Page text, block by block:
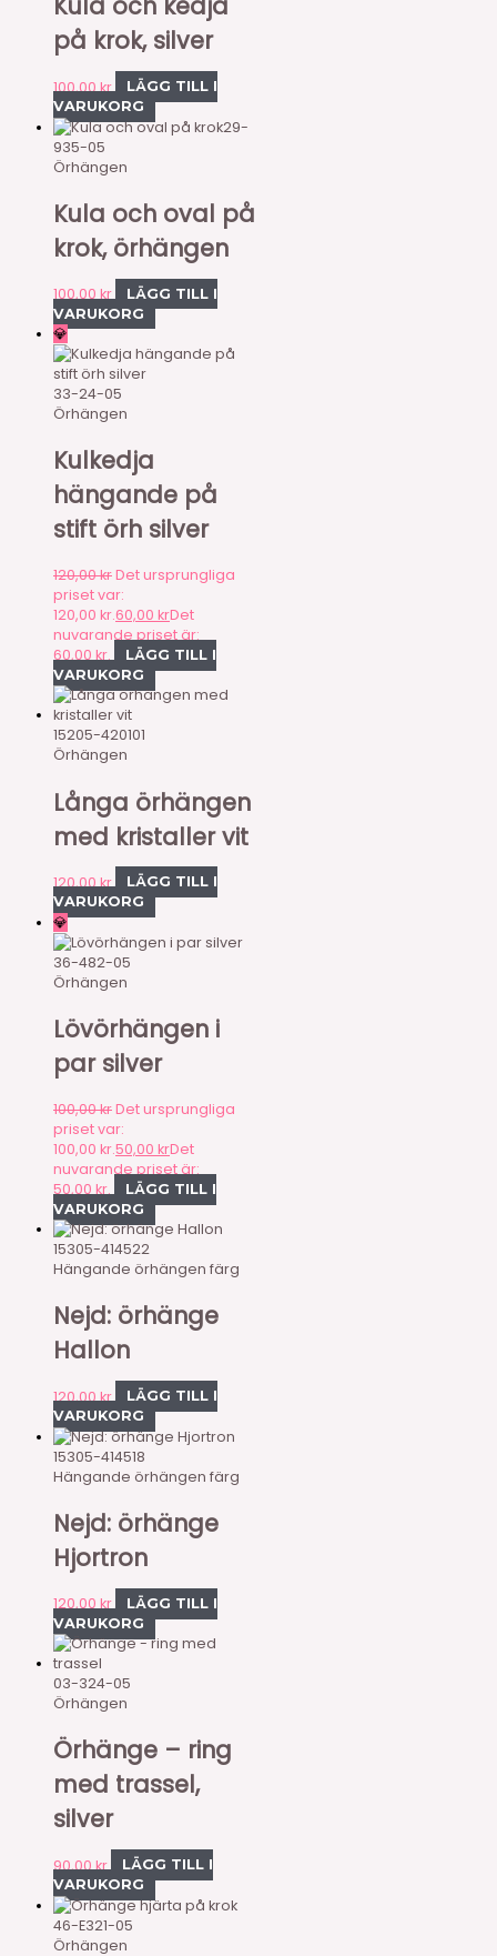
på krok, silver
100,00kr
LÄGG TILL I
VARUKORG
29-
935-05
Örhängen
Kula och oval på
krok, örhängen
100,00 kr
LÄGG TILL I
VARUKORG
💎
33-24-05
Örhängen
Kulkedja
hängande på
stift örh silver
120,00krDet ursprungliga
priset var:
120,00 kr.60,00 krDet
nuvarande priset är:
60,00 kr.
LÄGG TILL I
VARUKORG
15205-420101
Örhängen
Långa örhängen
med kristaller vit
120,00kr
LÄGG TILL I
VARUKORG
💎
36-482-05
Örhängen
Lövörhängen i
par silver
100,00krDet ursprungliga
priset var:
100,00 kr.50,00 krDet
nuvarande priset är:
50,00 kr.
LÄGG TILL I
VARUKORG
15305-414522
Hängande örhängen färg
Nejd: örhänge
Hallon
120,00kr
LÄGG TILL I
VARUKORG
15305-414518
Hängande örhängen färg
Nejd: örhänge
Hjortron
120,00 kr
LÄGG TILL I
VARUKORG
03-324-05
Örhängen
Örhänge – ring
med trassel,
silver
90,00kr
LÄGG TILL I
VARUKORG
46-E321-05
Örhängen